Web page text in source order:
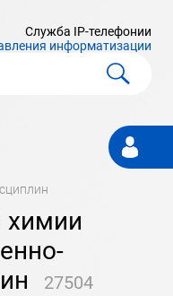
Служба IP-телефонии
информатизации
Личный
кабинет
27504